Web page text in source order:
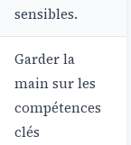
sensibles.
Garder la
main sur les
compétences
clés